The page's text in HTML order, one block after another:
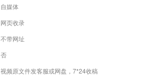
自媒体
网页收录
不带网址
否
视频原文件发客服或网盘，7*24收稿